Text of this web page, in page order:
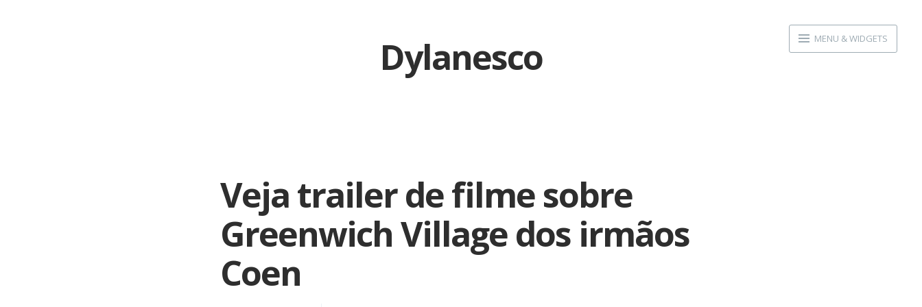
MENU & WIDGETS
Dylanesco
Veja trailer de filme sobre
Greenwich Village dos irmãos
Coen